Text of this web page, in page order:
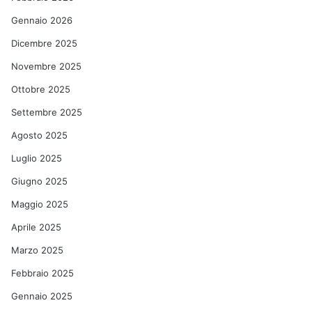
Gennaio 2026
Dicembre 2025
Novembre 2025
Ottobre 2025
Settembre 2025
Agosto 2025
Luglio 2025
Giugno 2025
Maggio 2025
Aprile 2025
Marzo 2025
Febbraio 2025
Gennaio 2025